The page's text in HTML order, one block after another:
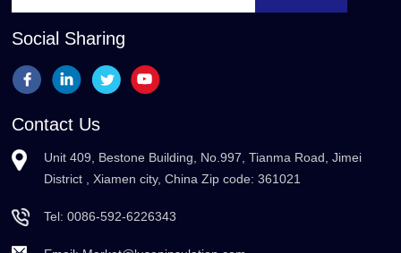
Social Sharing
Contact Us
Unit 409, Bestone Building, No.997, Tianma Road, Jimei
District , Xiamen city, China Zip code: 361021
Tel:0086-592-6226343